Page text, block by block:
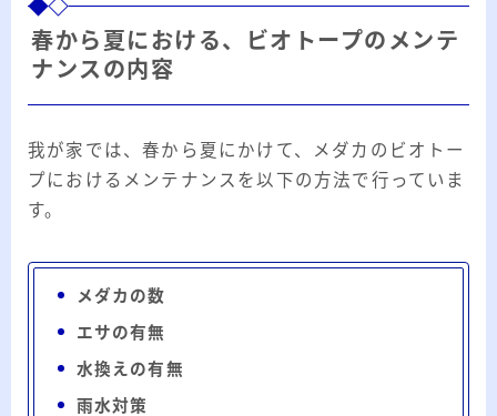
春から夏における、ビオトープのメンテ
ナンスの内容
我が家では、春から夏にかけて、メダカのビオトー
プにおけるメンテナンスを以下の方法で行っていま
す。
メダカの数
エサの有無
水換えの有無
雨水対策